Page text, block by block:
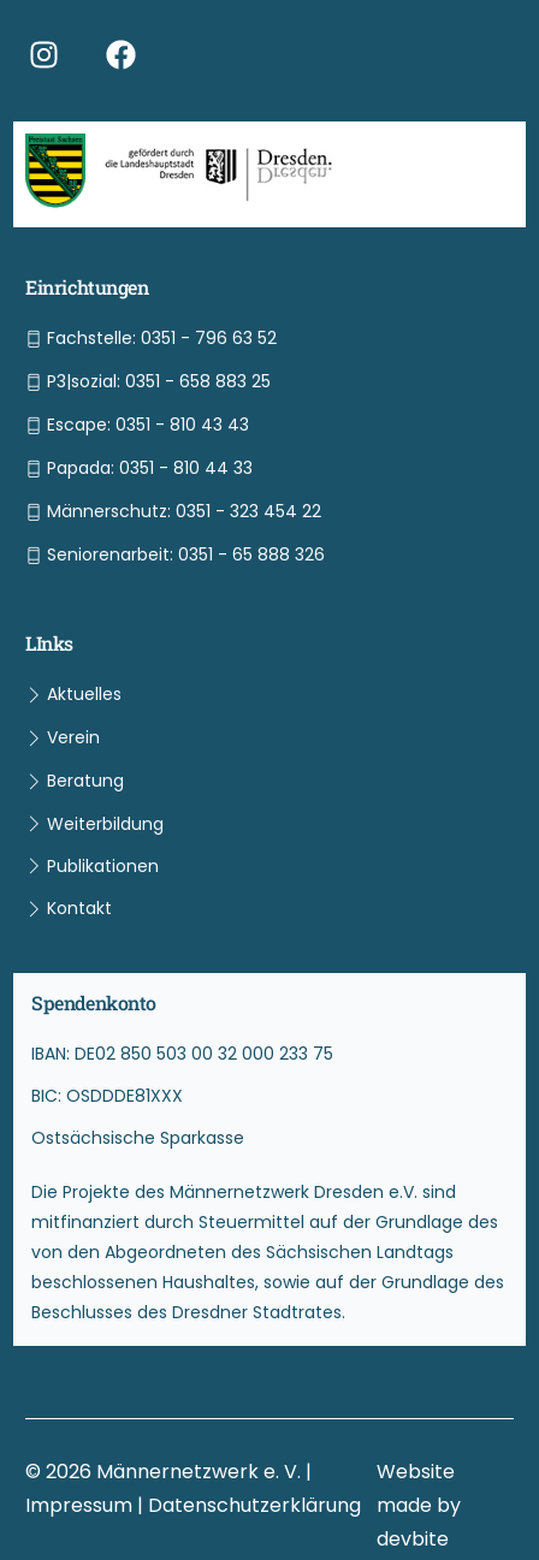
Einrichtungen
Fachstelle: 0351 - 796 63 52
P3|sozial: 0351 - 658 883 25
Escape: 0351 - 810 43 43
Papada: 0351 - 810 44 33
Männerschutz: 0351 - 323 454 22
Seniorenarbeit: 0351 - 65 888 326
LInks
Aktuelles
Verein
Beratung
Weiterbildung
Publikationen
Kontakt
Spendenkonto
IBAN: DE02 850 503 00 32 000 233 75
BIC: OSDDDE81XXX
Ostsächsische Sparkasse
Die Projekte des Männernetzwerk Dresden e.V. sind
mitfinanziert durch Steuermittel auf der Grundlage des
von den Abgeordneten des Sächsischen Landtags
beschlossenen Haushaltes, sowie auf der Grundlage des
Beschlusses des Dresdner Stadtrates.
© 2026 Männernetzwerk e. V. |
Impressum | Datenschutzerklärung
Website
made by
devbite